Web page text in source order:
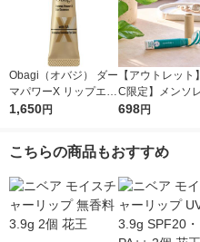
Obagi（オバジ） ダー
マパワーX リップエッ
センス 10g ロート製
1,650円
【アウトレット
C限定】メンソ
ム グリーンネ
ル ロート製薬
698円
こちらの商品もおすすめ